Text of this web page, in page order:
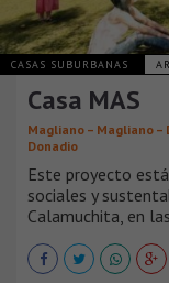
CASAS SUBURBANAS
Casa MAS
Magliano – Magliano –
Donadio
Este proyecto
sociales y
Calamuchita, en